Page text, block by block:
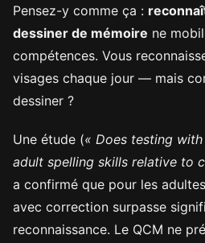
Pensez-y comme ça :
dessiner de mémoire ne
compétences. Vous
visages chaque jour — mais
dessiner ?
Une étude (« Does testing
adult spelling skills relative to
a confirmé que pour les
avec correction surpasse
reconnaissance. Le QCM ne